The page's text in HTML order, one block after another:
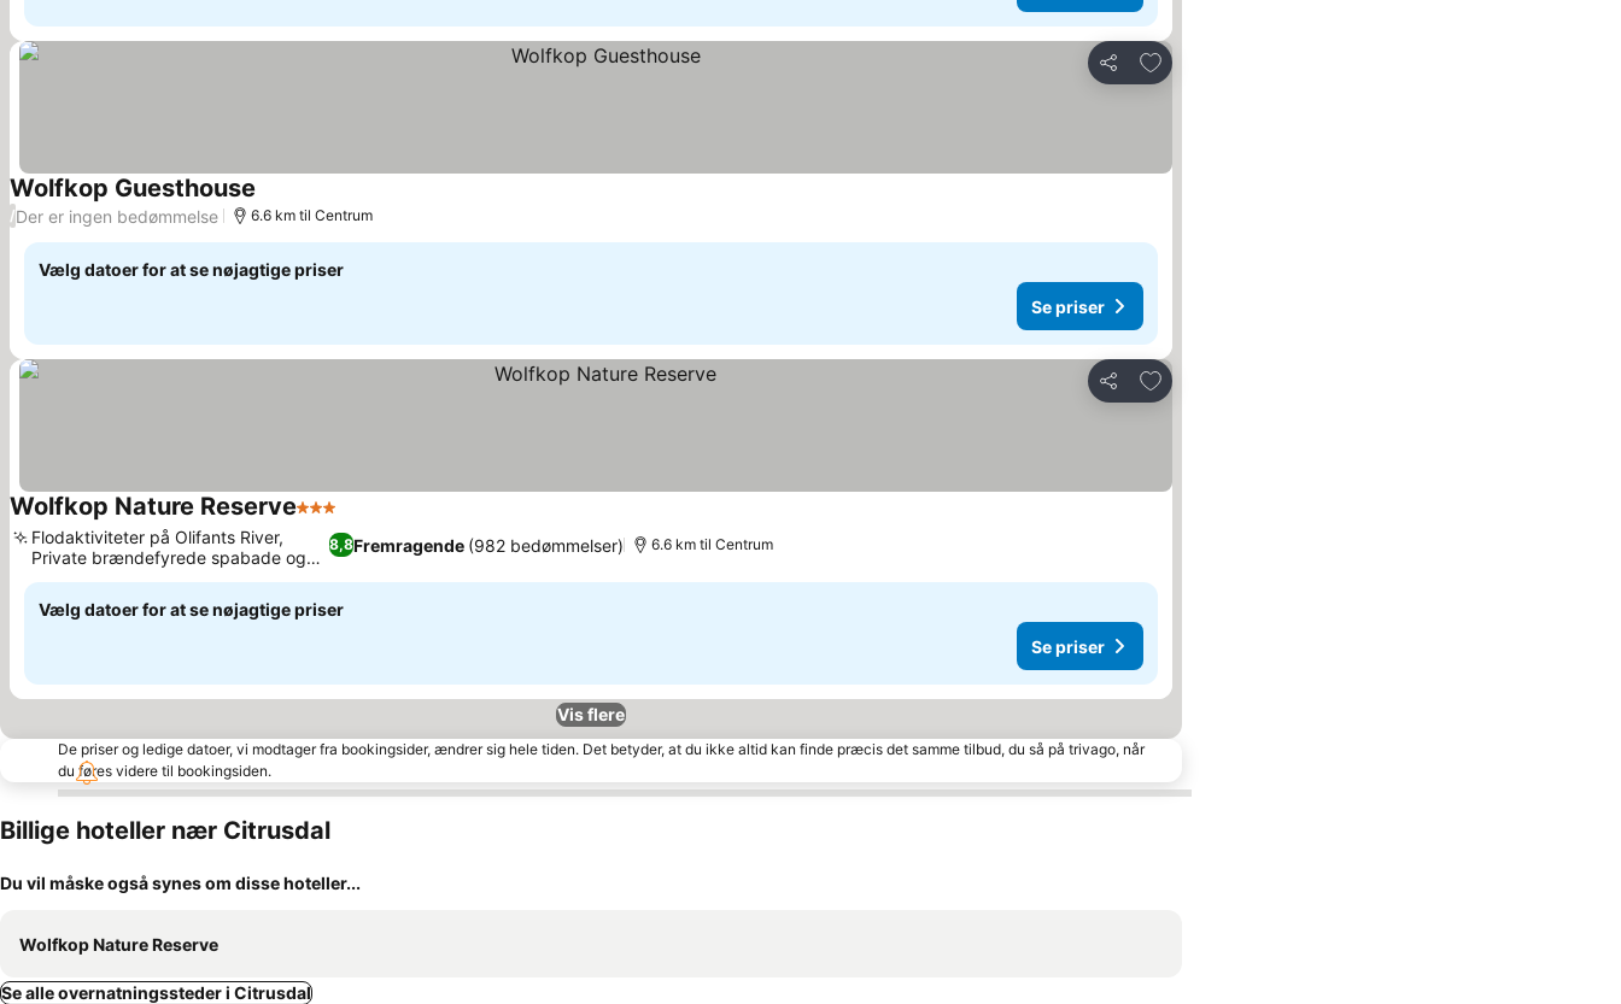
Del
Føj til favoritter
Wolfkop Guesthouse
/Der er ingen bedømmelse 6.6 km til Centrum
Vælg datoer for at se nøjagtige priser
Se priser
Del
Føj til favoritter
Wolfkop Nature Reserve3 Stjerner
8,8Fremragende (982 bedømmelser)
Flodaktiviteter på Olifants River,
Private brændefyrede spabade og
dyppebassiner
6.6 km til Centrum
Vælg datoer for at se nøjagtige priser
Se priser
Vis flere
De priser og ledige datoer, vi modtager fra bookingsider, ændrer sig hele tiden. Det betyder, at du ikke altid kan finde præcis det samme tilbud, du så på trivago, når
du føres videre til bookingsiden.
Billige hoteller nær Citrusdal
Du vil måske også synes om disse hoteller...
Wolfkop Nature Reserve
Se alle overnatningssteder i Citrusdal